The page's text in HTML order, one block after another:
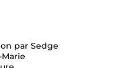
par Sedge